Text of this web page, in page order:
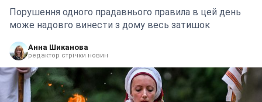
Порушення одного прадавнього правила в цей день
може надовго винести з дому весь затишок
Анна Шиканова
редактор стрічки новин